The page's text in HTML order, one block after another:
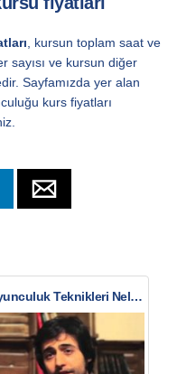
, kursun toplam saat ve
sayısı ve kursun diğer
Sayfamızda yer alan
kurs fiyatları
Oyunculuk Teknikleri Nelerdir?